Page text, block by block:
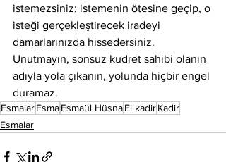
istemezsiniz; istemenin ötesine geçip, o
isteği gerçekleştirecek iradeyi
damarlarınızda hissedersiniz.
Unutmayın, sonsuz kudret sahibi olanın
adıyla yola çıkanın, yolunda hiçbir engel
duramaz.
EsmalarEsmaEsmaül HüsnaEl kadirKadir
Esmalar